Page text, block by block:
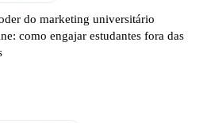
do marketing universitário
como engajar estudantes fora das